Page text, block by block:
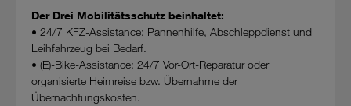
Der Drei Mobilitätsschutz beinhaltet:
• 24/7 KFZ-Assistance: Pannenhilfe, Abschleppdienst und
Leihfahrzeug bei Bedarf.
• (E)-Bike-Assistance: 24/7 Vor-Ort-Reparatur oder
organisierte Heimreise bzw. Übernahme der
Übernachtungskosten.